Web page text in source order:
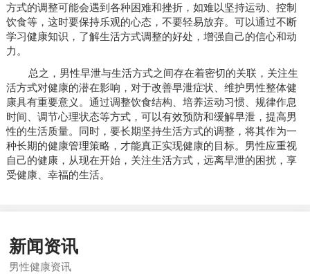
方式的调整可能会遇到各种困难和挫折，如难以坚持运动、控制
饮食等，这时要保持乐观的心态，不要轻易放弃。可以通过不断
学习健康知识，了解生活方式调整的好处，增强自己的信心和动
力。
总之，男性早泄与生活方式之间存在着密切的关联，关注生
活方式对健康的潜在影响，对于改善早泄症状、维护男性整体健
康具有重要意义。通过调整饮食结构、培养运动习惯、规律作息
时间、调节心理状态等方式，可以有效预防和缓解早泄，提高男
性的生活质量。同时，要长期坚持生活方式的调整，将其作为一
种长期的健康管理策略，才能真正实现健康的目标。男性应重视
自己的健康，从现在开始，关注生活方式，远离早泄的困扰，享
受健康、幸福的生活。
新闻资讯
男性健康资讯